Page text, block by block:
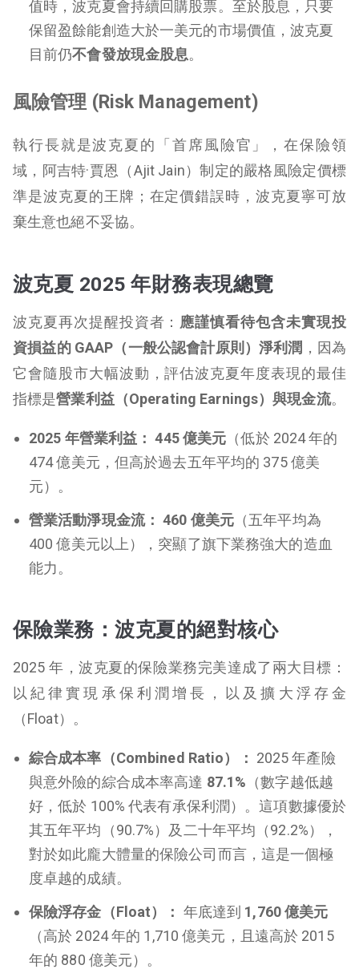
值時，波克夏會持續回購股票。至於股息，只要
保留盈餘能創造大於一美元的市場價值，波克夏
目前仍不會發放現金股息。
風險管理 (Risk Management)
執行長就是波克夏的「首席風險官」，在保險領
域，阿吉特·賈恩（Ajit Jain）制定的嚴格風險定價標
準是波克夏的王牌；在定價錯誤時，波克夏寧可放
棄生意也絕不妥協。
波克夏 2025 年財務表現總覽
波克夏再次提醒投資者： 應謹慎看待包含未實現投
資損益的 GAAP（一般公認會計原則）淨利潤 ，因為
它會隨股市大幅波動，評估波克夏年度表現的最佳
指標是營業利益（Operating Earnings）與現金流。
2025 年營業利益： 445 億美元 （低於 2024 年的
474 億美元，但高於過去五年平均的 375 億美
元）。
營業活動淨現金流： 460 億美元 （五年平均為
400 億美元以上），突顯了旗下業務強大的造血
能力。
保險業務：波克夏的絕對核心
2025 年，波克夏的保險業務完美達成了兩大目標：
以紀律實現承保利潤增長，以及擴大浮存金
（Float）。
綜合成本率（Combined Ratio）： 2025 年產險
與意外險的綜合成本率高達 87.1% （數字越低越
好，低於 100% 代表有承保利潤）。這項數據優於
其五年平均（90.7%）及二十年平均（92.2%），
對於如此龐大體量的保險公司而言，這是一個極
度卓越的成績。
保險浮存金（Float）： 年底達到 1,760 億美元
（高於 2024 年的 1,710 億美元，且遠高於 2015
年的 880 億美元）。